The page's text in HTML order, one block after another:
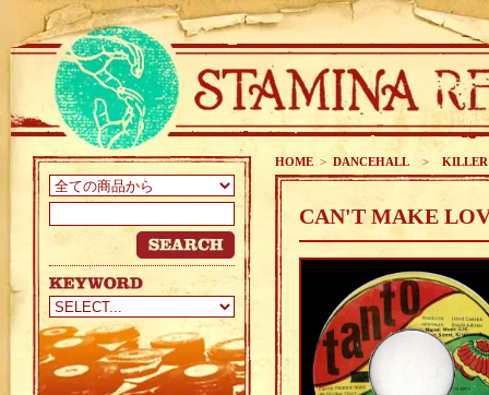
HOME > DANCEHALL > KILLER
CAN'T MAKE